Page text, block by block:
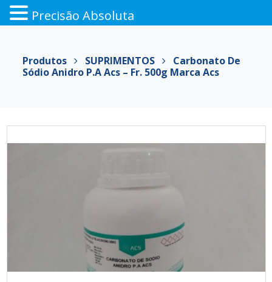
conteúdo
Produtos SUPRIMENTOS
Carbonato De
Sódio Anidro P.a Acs – Fr. 500g Marca Acs
Precisão Absoluta